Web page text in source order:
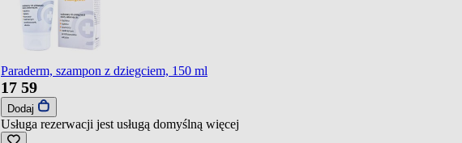
Paraderm, szampon z dziegciem, 150 ml
17 59
Dodaj
Usługa rezerwacji jest usługą domyślną więcej